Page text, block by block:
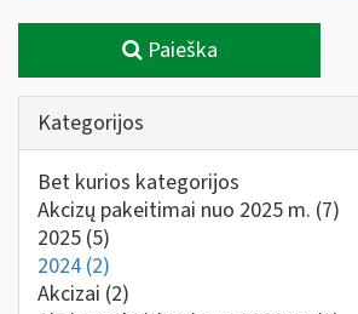
Paieška
Kategorijos
Bet kurios kategorijos
Akcizų pakeitimai nuo 2025 m. (7)
2025 (5)
2024 (2)
Akcizai (2)